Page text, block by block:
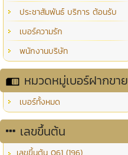
ประชาสัมพันธ์ บริการ ต้อนรับ
เบอร์ความรัก
พนักงานบริษัท
หมวดหมู่เบอร์ฝากขาย
เบอร์ทั้งหมด
เลขขึ้นต้น